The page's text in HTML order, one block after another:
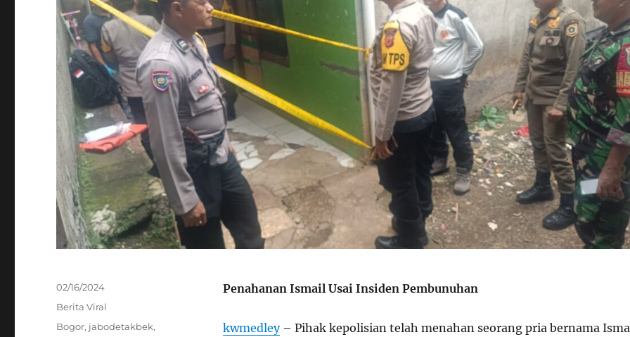
Penahanan Ismail Usai Insiden Pembunuhan
kwmedley– Pihak kepolisian telah menahan seorang pria bernama
Posted
02/16/2024
Categories
Berita Viral
Tags
Bogor, jabodetakbek,